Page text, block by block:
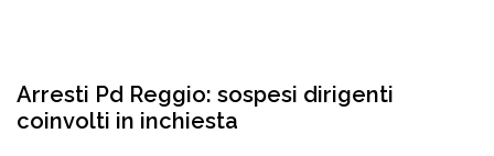
Arresti Pd Reggio: sospesi dirigenti
coinvolti in inchiesta